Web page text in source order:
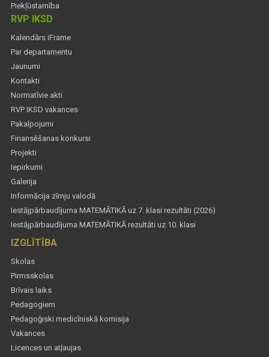
Piekļūstamība
RVP IKSD
Kalendārs iFrame
Par departamentu
Jaunumi
Kontakti
Normatīvie akti
RVP IKSD vakances
Pakalpojumi
Finansēšanas konkursi
Projekti
Iepirkumi
Galerija
Informācija zīmju valodā
Iestājpārbaudījuma MATEMĀTIKĀ uz 7. klasi rezultāti (2026)
Iestājpārbaudījuma MATEMĀTIKĀ rezultāti uz 10. klasi
IZGLĪTĪBA
Skolas
Pirmsskolas
Brīvais laiks
Pedagogiem
Pedagoģiski medicīniskā komisija
Vakances
Licences un atļaujas